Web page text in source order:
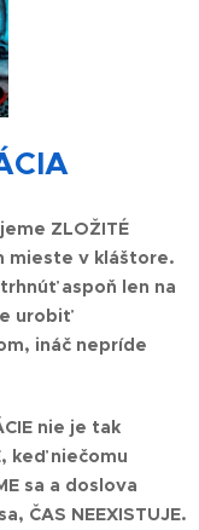
ZLOŽITÉ
mieste v kláštore.
aspoň len na
urobiť
ináč nepríde
nie je tak
keď niečomu
sa a doslova
ČAS NEEXISTUJE.